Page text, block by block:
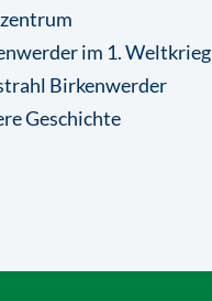
im 1. Weltkrieg
Birkenwerder
Geschichte